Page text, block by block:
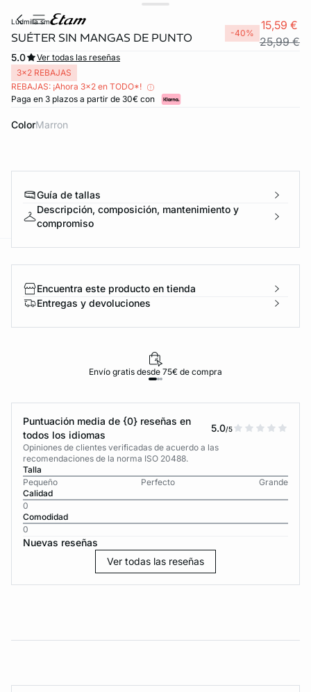
ludmilla sm
SUÉTER SIN MANGAS DE PUNTO -40%
15,59 €
25,99 €
5.0
Ver todas las reseñas
3x2 REBAJAS
REBAJAS: ¡Ahora 3x2 en TODO*!
Paga en 3 plazos a partir de 30€ con
Color marron
Guía de tallas
Descripción, composición, mantenimiento y
compromiso
Encuentra este producto en tienda
Entregas y devoluciones
Envío gratis desde 75€ de compra
Puntuación media de {0} reseñas en
todos los idiomas
5.0/5
Opiniones de clientes verificadas de acuerdo a las
recomendaciones de la norma ISO 20488.
Talla
Pequeño
Perfecto
Grande
Calidad
0
Comodidad
0
Nuevas reseñas
Ver todas las reseñas